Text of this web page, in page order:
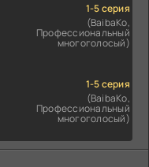
1-5 серия
(BaibaKo,
Профессиональный
многоголосый)
1-5 серия
(BaibaKo,
Профессиональный
многоголосый)